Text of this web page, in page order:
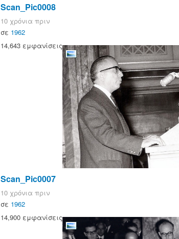
Scan_Pic0008
10 χρόνια πριν
σε 1962
14,643 εμφανίσεις
Scan_Pic0007
10 χρόνια πριν
σε 1962
14,900 εμφανίσεις